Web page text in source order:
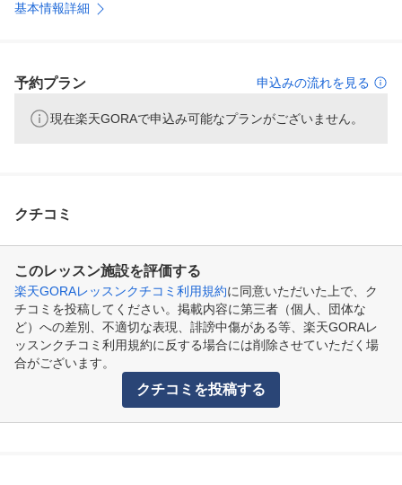
基本情報詳細
予約プラン 申込みの流れを見る
現在楽天GORAで申込み可能なプランがございません。
クチコミ
このレッスン施設を評価する
楽天GORAレッスンクチコミ利用規約に同意いただいた上で、ク
チコミを投稿してください。掲載内容に第三者（個人、団体な
ど）への差別、不適切な表現、誹謗中傷がある等、楽天GORAレ
ッスンクチコミ利用規約に反する場合には削除させていただく場
合がございます。
クチコミを投稿する